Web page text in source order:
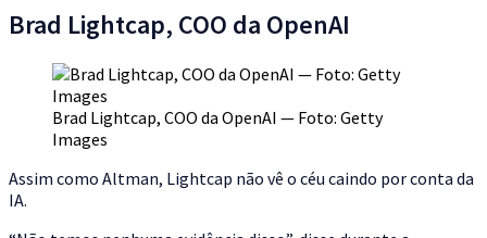
Brad Lightcap, COO da OpenAI
Brad Lightcap, COO da OpenAI — Foto: Getty
Images
Assim como Altman, Lightcap não vê o céu caindo por conta da
IA.